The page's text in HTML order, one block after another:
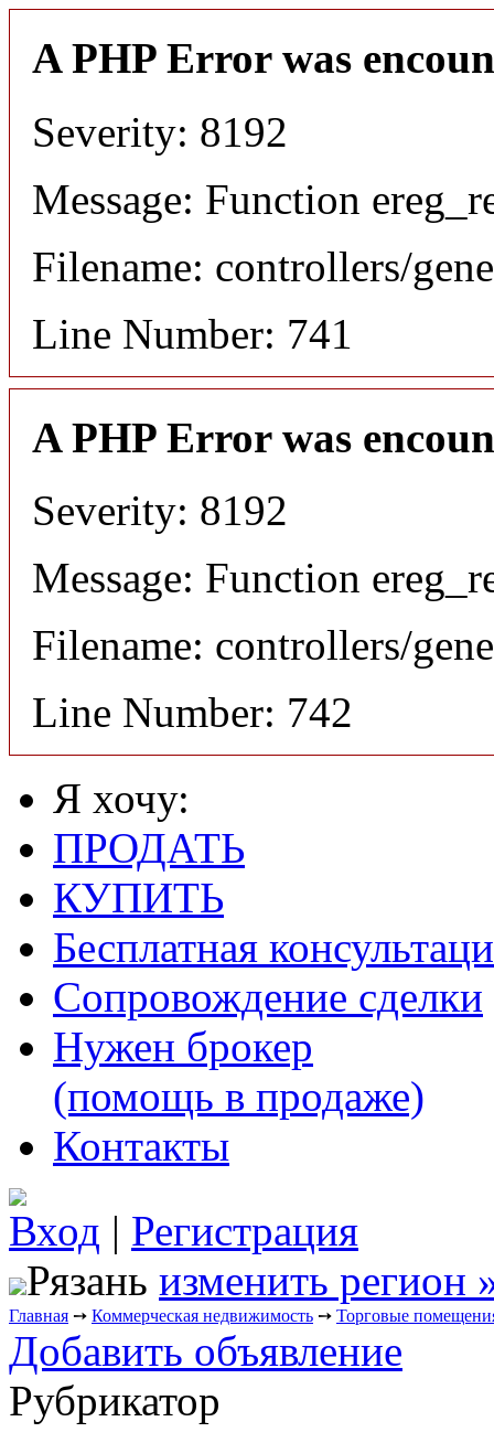
A PHP Error was
Severity: 8192
Message: Function
Filename: controllers/
Line Number: 741
A PHP Error was
Severity: 8192
Message: Function
Filename: controllers/
Line Number: 742
Я хочу:
ПРОДАТЬ
КУПИТЬ
Бесплатная
Сопровождение сделки
Нужен брокер
(помощь в продаже)
Контакты
Вход | Регистрация
Рязань изменить регион
Главная ➙ Коммерческая недвижимость ➙ Торговые
Добавить объявление
Рубрикатор